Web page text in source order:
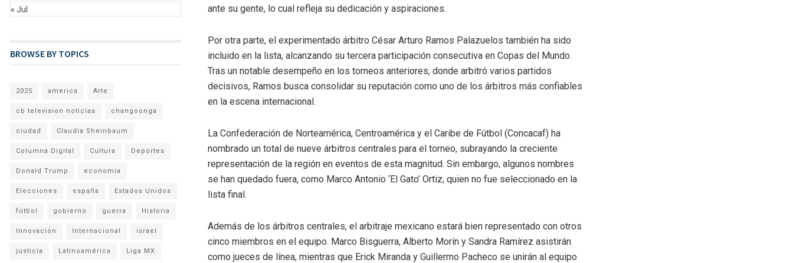
ante su gente, lo cual refleja su dedicación y aspiraciones.
Por otra parte, el experimentado árbitro César Arturo Ramos Palazuelos también ha sido
incluido en la lista, alcanzando su tercera participación consecutiva en Copas del Mundo.
Tras un notable desempeño en los torneos anteriores, donde arbitró varios partidos
decisivos, Ramos busca consolidar su reputación como uno de los árbitros más confiables
en la escena internacional.
La Confederación de Norteamérica, Centroamérica y el Caribe de Fútbol (Concacaf) ha
nombrado un total de nueve árbitros centrales para el torneo, subrayando la creciente
representación de la región en eventos de esta magnitud. Sin embargo, algunos nombres
se han quedado fuera, como Marco Antonio ‘El Gato’ Ortiz, quien no fue seleccionado en la
lista final.
Además de los árbitros centrales, el arbitraje mexicano estará bien representado con otros
cinco miembros en el equipo. Marco Bisguerra, Alberto Morín y Sandra Ramírez asistirán
como jueces de línea, mientras que Erick Miranda y Guillermo Pacheco se unirán al equipo
« Jul
BROWSE BY TOPICS
2025 america Arte
cb television noticias changoonga
ciudad Claudia Sheinbaum
Columna Digital Cultura Deportes
Donald Trump economia
Elecciones españa Estados Unidos
fútbol gobierno guerra Historia
Innovación Internacional israel
justicia Latinoamérica Liga MX